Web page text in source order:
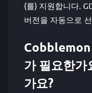
(를) 지원합니다.
버전을 자동으로
가 필요한가
가요?